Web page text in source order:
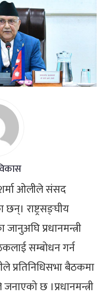
शर्मा ओलीले संसद
राष्ट्रसङ्घीय
प्रधानमन्त्री
सम्बोधन गर्न
प्रतिनिधिसभा बैठकमा
छ ।प्रधानमन्त्री